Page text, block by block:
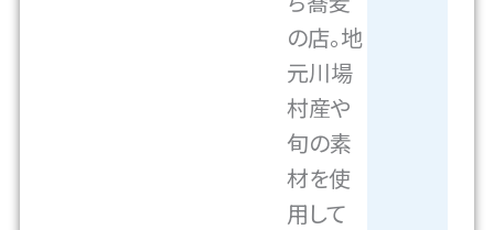
の店。地
元川場
村産や
旬の素
材を使
用して